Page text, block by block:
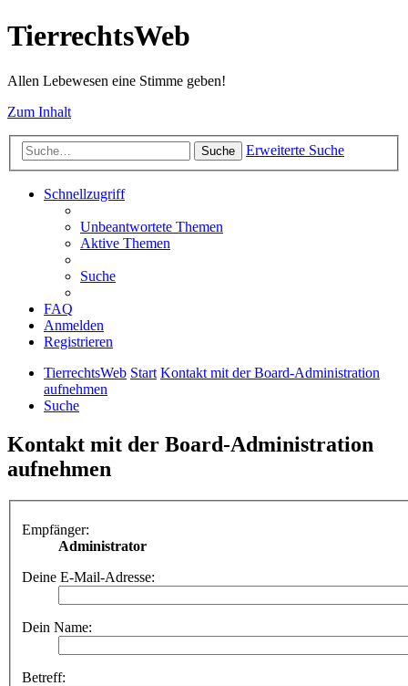
TierrechtsWeb
Allen Lebewesen eine Stimme geben!
Zum Inhalt
Suche Erweiterte Suche
Schnellzugriff
Unbeantwortete Themen
Aktive Themen
Suche
FAQ
Anmelden
Registrieren
TierrechtsWeb Start Kontakt mit der Board-Administration
aufnehmen
Suche
Kontakt mit der Board-Administration
aufnehmen
Empfänger:
Administrator
Deine E-Mail-Adresse:
Dein Name:
Betreff: